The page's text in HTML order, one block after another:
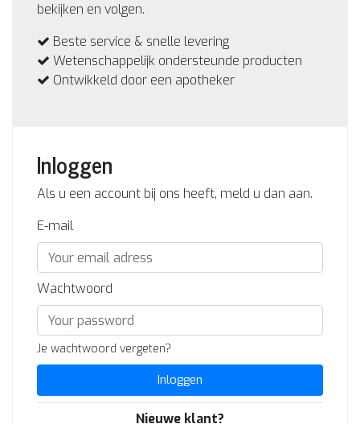
bekijken en volgen.
Beste service & snelle levering
Wetenschappelijk ondersteunde producten
Ontwikkeld door een apotheker
Inloggen
Als u een account bij ons heeft, meld u dan aan.
E-mail
Wachtwoord
Je wachtwoord vergeten?
Inloggen
Nieuwe klant?